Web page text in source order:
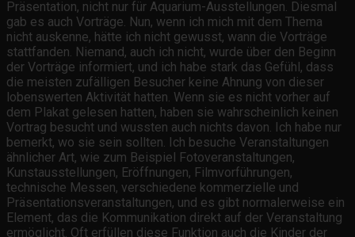
Präsentation, nicht nur für Aquarium-Ausstellungen. Diesmal
gab es auch Vorträge. Nun, wenn ich mich mit dem Thema
nicht auskenne, hätte ich nicht gewusst, wann die Vorträge
stattfanden. Niemand, auch ich nicht, wurde über den Beginn
der Vorträge informiert, und ich habe stark das Gefühl, dass
die meisten zufälligen Besucher keine Ahnung von dieser
lobenswerten Aktivität hatten. Wenn sie es nicht vorher auf
dem Plakat gelesen hatten, haben sie wahrscheinlich keinen
Vortrag besucht und wussten auch nichts davon. Ich habe nur
bemerkt, wo sie sein sollten. Ich besuche Veranstaltungen
ähnlicher Art, wie zum Beispiel Fotoveranstaltungen,
Kunstausstellungen, Eröffnungen, Filmvorführungen,
technische Messen, verschiedene kommerzielle und
Präsentationsveranstaltungen, und es gibt normalerweise ein
Element, das die Kommunikation direkt auf der Veranstaltung
ermöglicht. Oft erfüllen diese Funktion auch die Kinder der